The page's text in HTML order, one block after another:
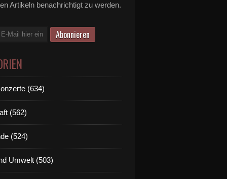
Artikeln benachrichtigt zu werden.
(634)
(562)
(524)
Umwelt (503)